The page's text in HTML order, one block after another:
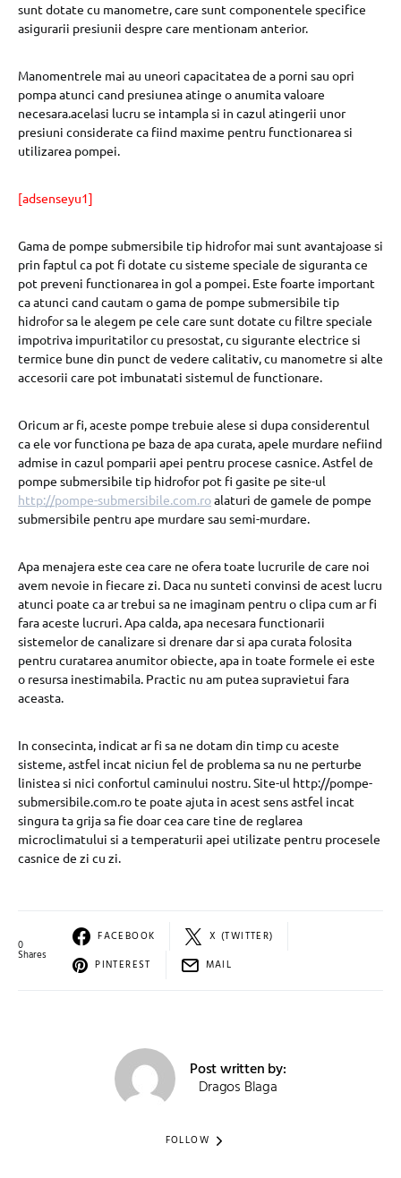
sunt dotate cu manometre, care sunt componentele specifice
asigurarii presiunii despre care mentionam anterior.
Manomentrele mai au uneori capacitatea de a porni sau opri
pompa atunci cand presiunea atinge o anumita valoare
necesara.acelasi lucru se intampla si in cazul atingerii unor
presiuni considerate ca fiind maxime pentru functionarea si
utilizarea pompei.
[adsenseyu1]
Gama de pompe submersibile tip hidrofor mai sunt avantajoase si
prin faptul ca pot fi dotate cu sisteme speciale de siguranta ce
pot preveni functionarea in gol a pompei. Este foarte important
ca atunci cand cautam o gama de pompe submersibile tip
hidrofor sa le alegem pe cele care sunt dotate cu filtre speciale
impotriva impuritatilor cu presostat, cu sigurante electrice si
termice bune din punct de vedere calitativ, cu manometre si alte
accesorii care pot imbunatati sistemul de functionare.
Oricum ar fi, aceste pompe trebuie alese si dupa considerentul
ca ele vor functiona pe baza de apa curata, apele murdare nefiind
admise in cazul pomparii apei pentru procese casnice. Astfel de
pompe submersibile tip hidrofor pot fi gasite pe site-ul
http://pompe-submersibile.com.roalaturi de gamele de pompe
submersibile pentru ape murdare sau semi-murdare.
Apa menajera este cea care ne ofera toate lucrurile de care noi
avem nevoie in fiecare zi. Daca nu sunteti convinsi de acest lucru
atunci poate ca ar trebui sa ne imaginam pentru o clipa cum ar fi
fara aceste lucruri. Apa calda, apa necesara functionarii
sistemelor de canalizare si drenare dar si apa curata folosita
pentru curatarea anumitor obiecte, apa in toate formele ei este
o resursa inestimabila. Practic nu am putea supravietui fara
aceasta.
In consecinta, indicat ar fi sa ne dotam din timp cu aceste
sisteme, astfel incat niciun fel de problema sa nu ne perturbe
linistea si nici confortul caminului nostru. Site-ul http://pompe-
submersibile.com.ro te poate ajuta in acest sens astfel incat
singura ta grija sa fie doar cea care tine de reglarea
microclimatului si a temperaturii apei utilizate pentru procesele
casnice de zi cu zi.
0
Shares
FACEBOOK
X (TWITTER)
PINTEREST
MAIL
Post written by:
Dragos Blaga
FOLLOW